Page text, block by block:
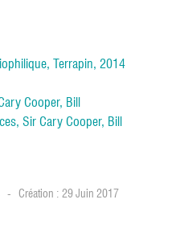
Terrapin, 2014
Cooper, Bill
Sir Cary Cooper, Bill
Création : 29 Juin 2017